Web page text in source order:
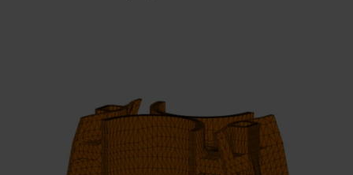
Detailmodell eines Kurbelwellenhauptlagers in der